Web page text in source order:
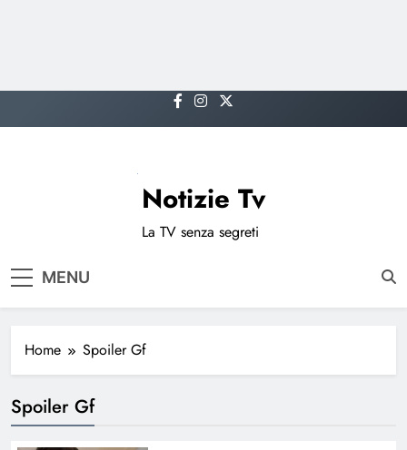
to
Notizie Tv
La TV senza segreti
MENU
Home Spoiler Gf
Spoiler Gf